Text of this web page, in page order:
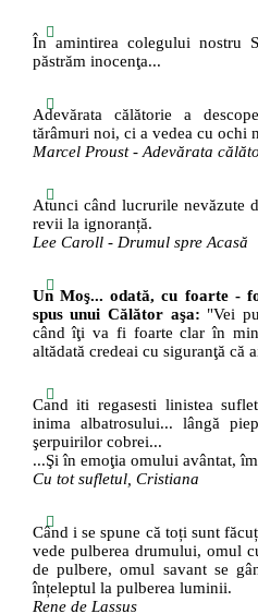
În amintirea colegului nostru
păstrăm inocenţa...
Adevărata călătorie a
tărâmuri noi, ci a vedea cu ochi
Marcel Proust - Adevărata
Atunci când lucrurile nevăzute
revii la ignoranță.
Lee Caroll - Drumul spre Acasă
Un Moş... odată, cu foarte -
spus unui Călător aşa: "Vei
când îţi va fi foarte clar în
altădată credeai cu siguranţă că
Cand iti regasesti linistea
inima albatrosului... lângă
şerpuirilor cobrei...
...Şi în emoţia omului avântat,
Cu tot sufletul, Cristiana
Când i se spune că toți sunt
vede pulberea drumului, omul
de pulbere, omul savant se
înțeleptul la pulberea luminii.
Rene de Lassus